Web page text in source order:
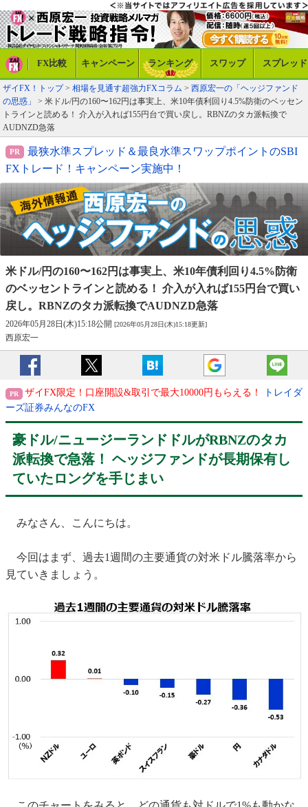
FX比較 キャンペーン ランキング スワップ スプレッド
ザイFX！トップ> 相場を見通す超強力FXコラム > 西原宏一の「ヘッジファンド
の思惑」
> 米ドル/円の160〜162円は事実上、米10年債利回り4.5%防衛のベッセン
トラインと読める！ 介入が入れば155円台で買い戻し。RBNZのタカ派転換で
AUDNZD急落
最狭水準スプレッド＆最良水準スワップポイントのSBI
FXトレード！キャンペーン実施中！
米ドル/円の160〜162円は事実上、米10年債利回り4.5%防衛
のベッセントラインと読める！ 介入が入れば155円台で買い
戻し。RBNZのタカ派転換でAUDNZD急落
2026年05月28日(木)15:18公開 [2026年05月28日(木)15:18更新]
西原宏一
ザイFX限定！口座開設&取引で最大10000円もらえる！
トレイダ
ーズ証券みんなのFX
豪ドル/ニュージーランドドルがRBNZのタカ
派転換で急落！ ヘッジファンドが長期保有し
ていたロングを手じまい
みなさん、こんにちは。
今回はまず、過去1週間の主要通貨の対米ドル騰落率から
見ていきましょう。